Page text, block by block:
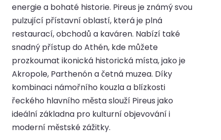
energie a bohaté historie. Pireus je známý svou
pulzující přístavní oblastí, která je plná
restaurací, obchodů a kaváren. Nabízí také
snadný přístup do Athén, kde můžete
prozkoumat ikonická historická místa, jako je
Akropole, Parthenón a četná muzea. Díky
kombinaci námořního kouzla a blízkosti
řeckého hlavního města slouží Pireus jako
ideální základna pro kulturní objevování i
moderní městské zážitky.